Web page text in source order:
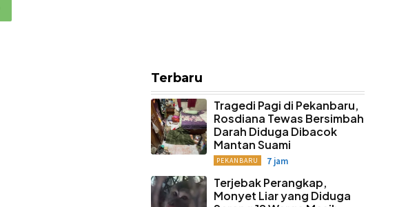
Terbaru
Tragedi Pagi di Pekanbaru,
Rosdiana Tewas Bersimbah
Darah Diduga Dibacok
Mantan Suami
PEKANBARU 7 jam
Terjebak Perangkap,
Monyet Liar yang Diduga